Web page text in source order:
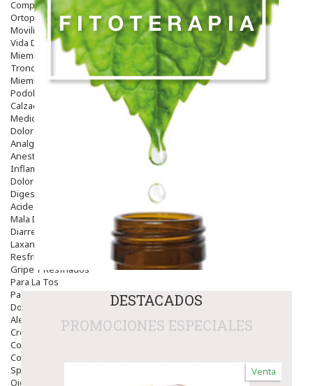
Complementos Alimentarios.
Ortopedia - Accesorios
Movilidad
Vida Diaria
Miembro Superior
Tronco
Miembro Inferior
Podología
Calzado
Medicamentos
Dolor E Inflamación
Analgésicos
Anestésicos
Inflamación Articulaciones
Dolor Muscular / Articular
Digestivo
Acidez, Gases Y Ardores
Mala Digestion
Diarrea / Estreñimiento / Vómitos
Laxantes
Resfriados
Gripe Y Resfriados
Para La Tos
Para Descongestionar La Nariz
Dolor De Garganta
Alergias Y Picaduras
Cremas
Comprimidos
Colirios
Sprays
Ojos Y Oidos
DESTACADOS
PROMOCIONES ESPECIALES
Venta